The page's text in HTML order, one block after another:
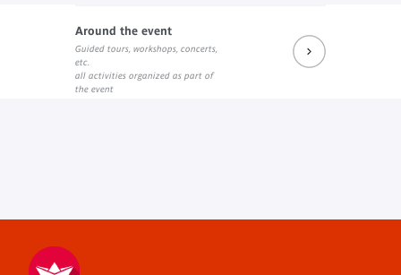
Le catalogue d'exposition "Memoria : récits d’une autre Histoire"
External link
"Memoria : récits d’une autre Histoire " au
Around the event
Guided tours, workshops, concerts,
etc.
all activities organized as part of
the event